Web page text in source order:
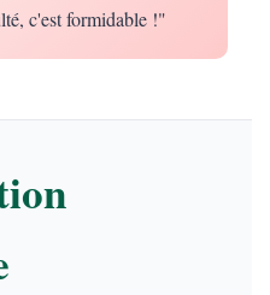
c'est formidable !"